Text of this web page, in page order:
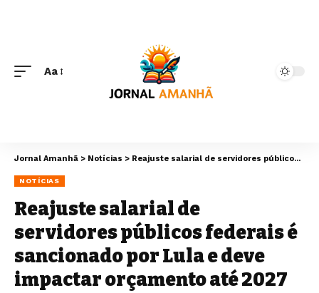
Aa
Jornal Amanhã > Notícias > Reajuste salarial de servidores públicos federais é sancionado por Lula e deve impactar orçamento até 2027
NOTÍCIAS
Reajuste salarial de
servidores públicos federais é
sancionado por Lula e deve
impactar orçamento até 2027